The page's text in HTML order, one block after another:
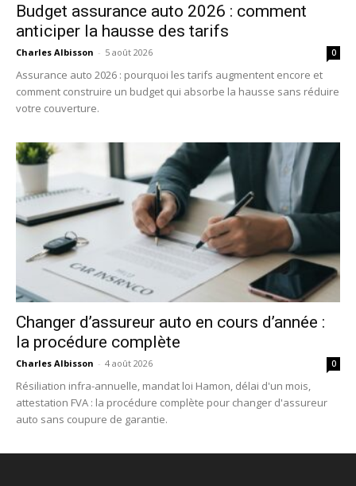
Budget assurance auto 2026 : comment
anticiper la hausse des tarifs
Charles Albisson - 5 août 2026 0
Assurance auto 2026 : pourquoi les tarifs augmentent encore et
comment construire un budget qui absorbe la hausse sans réduire
votre couverture.
Changer d’assureur auto en cours d’année :
la procédure complète
Charles Albisson - 4 août 2026 0
Résiliation infra-annuelle, mandat loi Hamon, délai d'un mois,
attestation FVA : la procédure complète pour changer d'assureur
auto sans coupure de garantie.